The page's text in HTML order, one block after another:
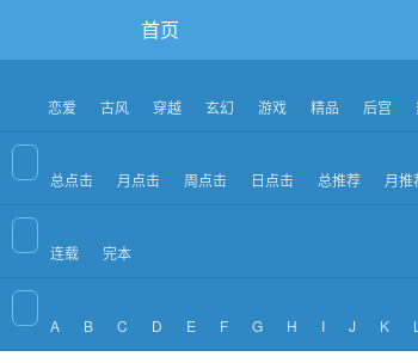
首页
恋爱 古风 穿越 玄幻 游戏 精品 后宫
总点击 月点击 周点击 日点击 总推荐 月推
连载 完本
A B C D E F G H I J K L